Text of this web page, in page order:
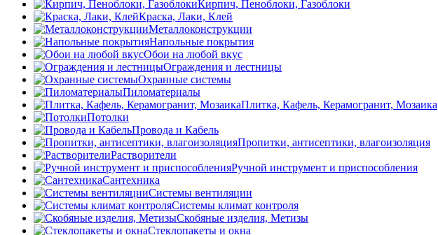
Кирпич, Пеноблоки, Газоблоки
Краска, Лаки, Клей
Металлоконструкции
Напольные покрытия
Обои на любой вкус
Ограждения и лестницы
Охранные системы
Пиломатериалы
Плитка, Кафель, Керамогранит, Мозаика
Потолки
Провода и Кабель
Пропитки, антисептики, влагоизоляция
Растворители
Ручной инструмент и приспособления
Сантехника
Системы вентиляции
Системы климат контроля
Скобяные изделия, Метизы
Стеклопакеты и окна